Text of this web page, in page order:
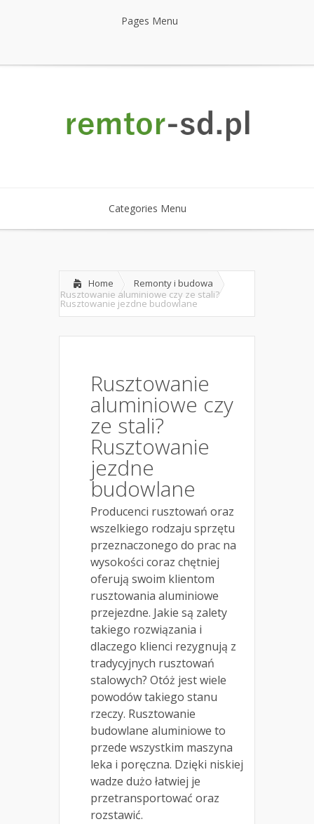
Pages Menu
Categories Menu
Home
Remonty i budowa
Rusztowanie aluminiowe czy ze stali?
Rusztowanie jezdne budowlane
Rusztowanie
aluminiowe czy
ze stali?
Rusztowanie
jezdne
budowlane
Producenci rusztowań oraz
wszelkiego rodzaju sprzętu
przeznaczonego do prac na
wysokości coraz chętniej
oferują swoim klientom
rusztowania aluminiowe
przejezdne. Jakie są zalety
takiego rozwiązania i
dlaczego klienci rezygnują z
tradycyjnych rusztowań
stalowych? Otóż jest wiele
powodów takiego stanu
rzeczy. Rusztowanie
budowlane aluminiowe to
przede wszystkim maszyna
leka i poręczna. Dzięki niskiej
wadze dużo łatwiej je
przetransportować oraz
rozstawić.